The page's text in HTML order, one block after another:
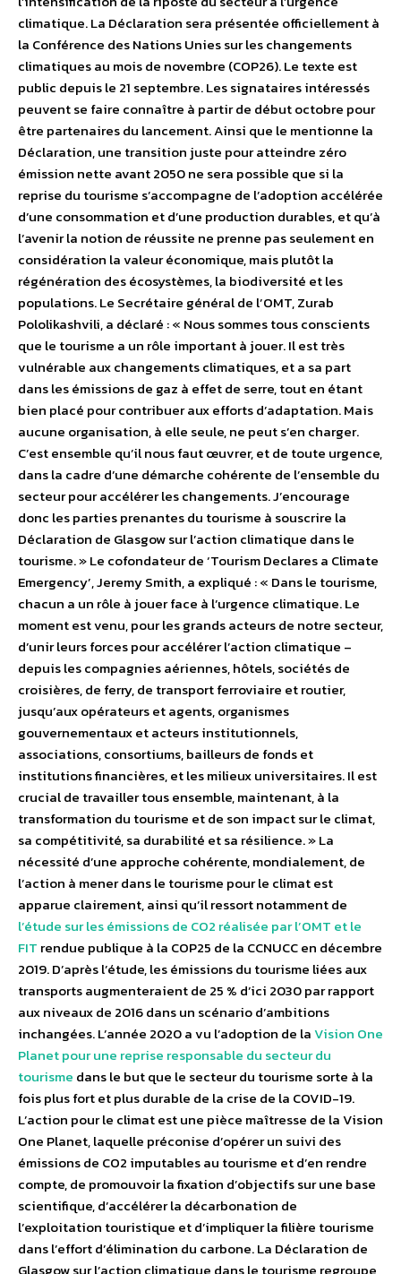
climatique. La Déclaration sera présentée officiellement à
la Conférence des Nations Unies sur les changements
climatiques au mois de novembre (COP26). Le texte est
public depuis le 21 septembre. Les signataires intéressés
peuvent se faire connaître à partir de début octobre pour
être partenaires du lancement. Ainsi que le mentionne la
Déclaration, une transition juste pour atteindre zéro
émission nette avant 2050 ne sera possible que si la
reprise du tourisme s’accompagne de l’adoption accélérée
d’une consommation et d’une production durables, et qu’à
l’avenir la notion de réussite ne prenne pas seulement en
considération la valeur économique, mais plutôt la
régénération des écosystèmes, la biodiversité et les
populations. Le Secrétaire général de l’OMT, Zurab
Pololikashvili, a déclaré : « Nous sommes tous conscients
que le tourisme a un rôle important à jouer. Il est très
vulnérable aux changements climatiques, et a sa part
dans les émissions de gaz à effet de serre, tout en étant
bien placé pour contribuer aux efforts d’adaptation. Mais
aucune organisation, à elle seule, ne peut s’en charger.
C’est ensemble qu’il nous faut œuvrer, et de toute urgence,
dans la cadre d’une démarche cohérente de l’ensemble du
secteur pour accélérer les changements. J’encourage
donc les parties prenantes du tourisme à souscrire la
Déclaration de Glasgow sur l’action climatique dans le
tourisme. » Le cofondateur de ‘Tourism Declares a Climate
Emergency’, Jeremy Smith, a expliqué : « Dans le tourisme,
chacun a un rôle à jouer face à l’urgence climatique. Le
moment est venu, pour les grands acteurs de notre secteur,
d’unir leurs forces pour accélérer l’action climatique –
depuis les compagnies aériennes, hôtels, sociétés de
croisières, de ferry, de transport ferroviaire et routier,
jusqu’aux opérateurs et agents, organismes
gouvernementaux et acteurs institutionnels,
associations, consortiums, bailleurs de fonds et
institutions financières, et les milieux universitaires. Il est
crucial de travailler tous ensemble, maintenant, à la
transformation du tourisme et de son impact sur le climat,
sa compétitivité, sa durabilité et sa résilience. » La
nécessité d’une approche cohérente, mondialement, de
l’action à mener dans le tourisme pour le climat est
apparue clairement, ainsi qu’il ressort notamment de
l’étude sur les émissions de CO2 réalisée par l’OMT et le
FIT rendue publique à la COP25 de la CCNUCC en décembre
2019. D’après l’étude, les émissions du tourisme liées aux
transports augmenteraient de 25 % d’ici 2030 par rapport
aux niveaux de 2016 dans un scénario d’ambitions
inchangées. L’année 2020 a vu l’adoption de laVision One
Planet pour une reprise responsable du secteur du
tourisme dans le but que le secteur du tourisme sorte à la
fois plus fort et plus durable de la crise de la COVID-19.
L’action pour le climat est une pièce maîtresse de la Vision
One Planet, laquelle préconise d’opérer un suivi des
émissions de CO2 imputables au tourisme et d’en rendre
compte, de promouvoir la fixation d’objectifs sur une base
scientifique, d’accélérer la décarbonation de
l’exploitation touristique et d’impliquer la filière tourisme
dans l’effort d’élimination du carbone. La Déclaration de